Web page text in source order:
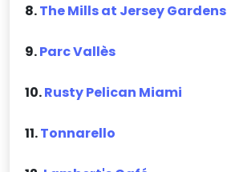
8.The Mills at Jersey Gardens
9.Parc Vallès
10.Rusty Pelican Miami
11.Tonnarello